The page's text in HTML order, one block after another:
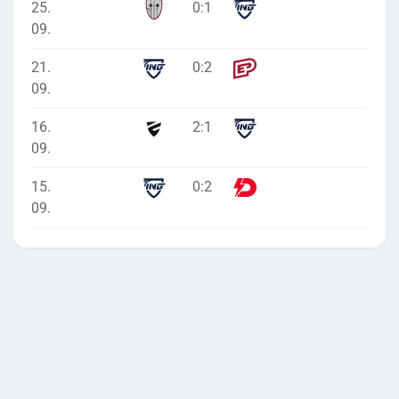
25.
09.
0:1
21.
09.
0:2
16.
09.
2:1
15.
09.
0:2